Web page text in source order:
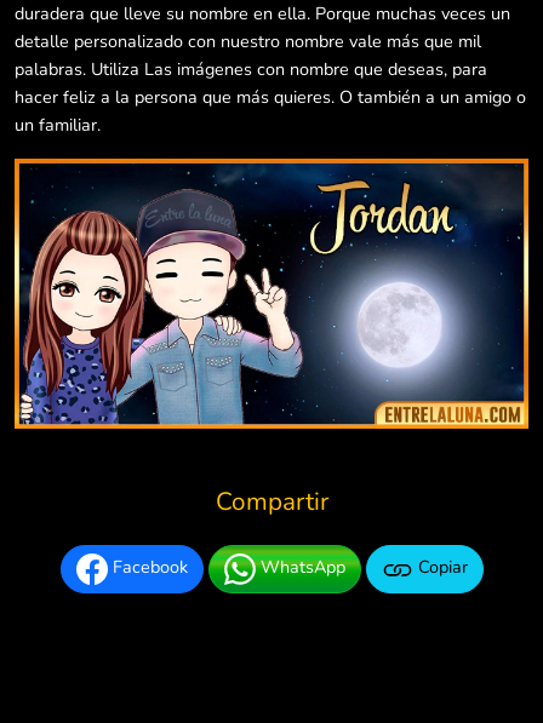
duradera que lleve su nombre en ella. Porque muchas veces un
detalle personalizado con nuestro nombre vale más que mil
palabras. Utiliza Las imágenes con nombre que deseas, para
hacer feliz a la persona que más quieres. O también a un amigo o
un familiar.
Compartir
Facebook WhatsApp Copiar